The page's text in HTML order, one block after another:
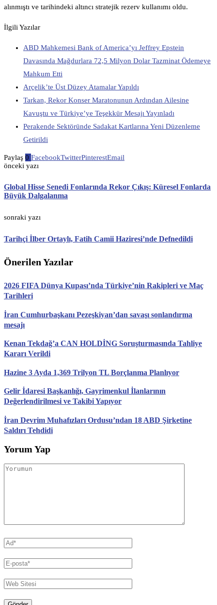
alınmıştı ve tarihindeki altıncı stratejik rezerv kullanımı oldu.
İlgili Yazılar
ABD Mahkemesi Bank of America’yı Jeffrey Epstein
Davasında Mağdurlara 72,5 Milyon Dolar Tazminat Ödemeye
Mahkum Etti
Arçelik’te Üst Düzey Atamalar Yapıldı
Tarkan, Rekor Konser Maratonunun Ardından Ailesine
Kavuştu ve Türkiye’ye Teşekkür Mesajı Yayınladı
Perakende Sektöründe Sadakat Kartlarına Yeni Düzenleme
Getirildi
Paylaş 0 FacebookTwitterPinterestEmail
önceki yazı
Global Hisse Senedi Fonlarında Rekor Çıkış: Küresel Fonlarda
Büyük Dalgalanma
sonraki yazı
Tarihçi İlber Ortaylı, Fatih Camii Haziresi’nde Defnedildi
Önerilen Yazılar
2026 FIFA Dünya Kupası’nda Türkiye’nin Rakipleri ve Maç
Tarihleri
İran Cumhurbaşkanı Pezeşkiyan’dan savaşı sonlandırma
mesajı
Kenan Tekdağ’a CAN HOLDİNG Soruşturmasında Tahliye
Kararı Verildi
Hazine 3 Ayda 1,369 Trilyon TL Borçlanma Planlıyor
Gelir İdaresi Başkanlığı, Gayrimenkul İlanlarının
Değerlendirilmesi ve Takibi Yapıyor
İran Devrim Muhafızları Ordusu’ndan 18 ABD Şirketine
Saldırı Tehdidi
Yorum Yap